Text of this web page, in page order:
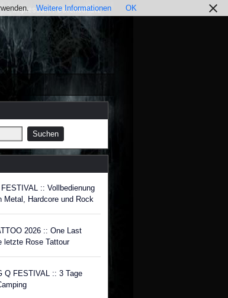
Impressum / Datenschutz
:: Vollbedienung
Metal, Hardcore und Rock
2026 :: One Last
letzte Rose Tattour
Q FESTIVAL :: 3 Tage
Weitere Informationen OK